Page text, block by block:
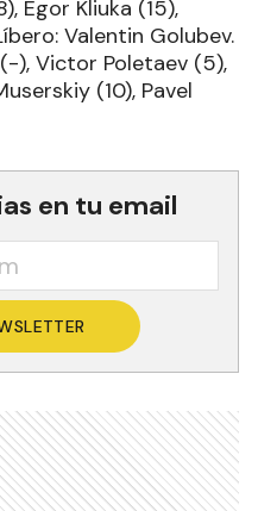
Egor Kliuka (15),
Valentin Golubev.
), Victor Poletaev (5),
(10), Pavel
en tu email